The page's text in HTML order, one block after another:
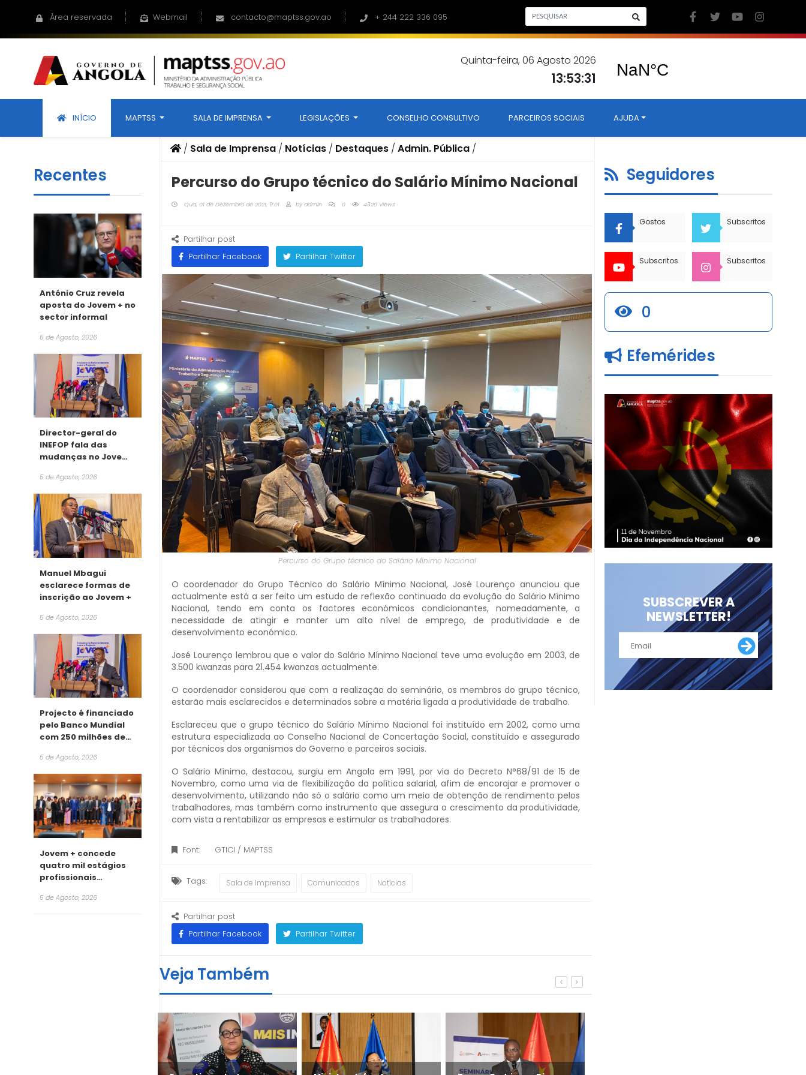
Área reservada Webmail contacto@maptss.gov.ao + 244 222 336 095
Quinta-feira, 06 Agosto 2026
13:53:32
INÍCIO MAPTSS SALA DE IMPRENSA LEGISLAÇÕES CONSELHO CONSULTIVO PARCEIROS SOCIAIS AJUDA
Recentes
António Cruz revela
aposta do Jovem + no
sector informal
5 de Agosto, 2026
Director-geral do
INEFOP fala das
mudanças no Jovem
5 de Agosto, 2026
Manuel Mbagui
esclarece formas de
inscrição ao Jovem +
5 de Agosto, 2026
Projecto é financiado
pelo Banco Mundial
com 250 milhões de
5 de Agosto, 2026
Jovem + concede
quatro mil estágios
profissionais
2026
5 de Agosto, 2026
/ Sala de Imprensa / Notícias / Destaques /Admin. Pública /
Percurso do Grupo técnico do Salário Mínimo Nacional
Qua, 01 de Dezembro de 2021, 9:01 byadmin 0 4320 Views
Partilhar post
Partilhar Facebook
Partilhar Twitter
Percurso do Grupo técnico do Salário Mínimo Nacional
O coordenador do Grupo Técnico do Salário Mínimo Nacional, José Lourenço anunciou que
actualmente está a ser feito um estudo de reflexão continuado da evolução do Salário Mínimo
Nacional, tendo em conta os factores económicos condicionantes, nomeadamente, a
necessidade de atingir e manter um alto nível de emprego, de produtividade e de
desenvolvimento económico.
José Lourenço lembrou que o valor do Salário Mínimo Nacional teve uma evolução em 2003, de
3.500 kwanzas para 21.454 kwanzas actualmente.
O coordenador considerou que com a realização do seminário, os membros do grupo técnico,
estarão mais esclarecidos e determinados sobre a matéria ligada a produtividade de trabalho.
Esclareceu que o grupo técnico do Salário Mínimo Nacional foi instituído em 2002, como uma
estrutura especializada ao Conselho Nacional de Concertação Social, constituído e assegurado
por técnicos dos organismos do Governo e parceiros sociais.
O Salário Mínimo, destacou, surgiu em Angola em 1991, por via do Decreto N°68/91 de 15 de
Novembro, como uma via de flexibilização da política salarial, afim de encorajar e promover o
desenvolvimento, utilizando não só o salário como um meio de obtenção de rendimento pelos
trabalhadores, mas também como instrumento que assegura o crescimento da produtividade,
com vista a rentabilizar as empresas e estimular os trabalhadores.
Font: GTICI / MAPTSS
Tags: Sala de Imprensa Comunicados Notícias
Partilhar post
Partilhar Facebook
Partilhar Twitter
Veja Também
Seguidores
Gostos Subscritos
Subscritos Subscritos
0
Efemérides
SUBSCREVER A
NEWSLETTER!